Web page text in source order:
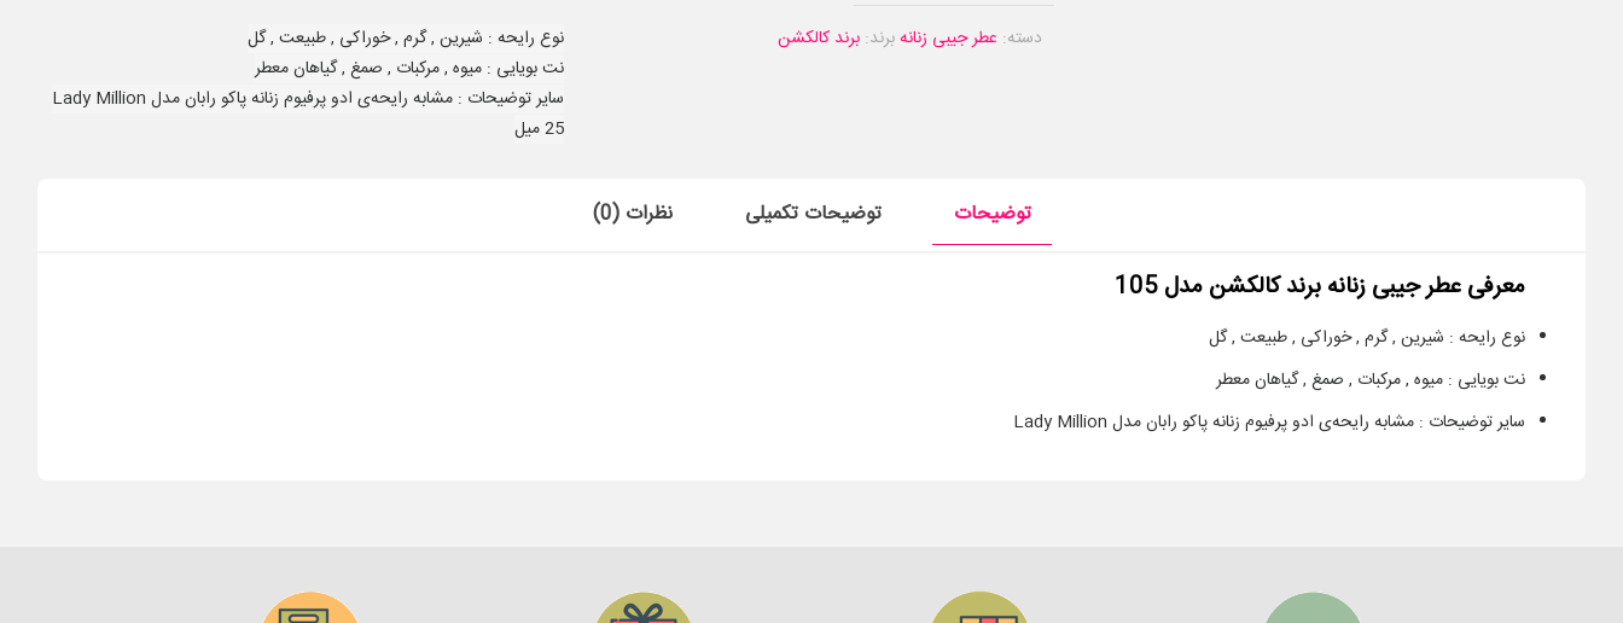
نوع رایحه : شیرین , گرم , خوراکی , طبیعت , گل
نت بویایی : میوه , مرکبات , صمغ , گیاهان معطر
سایر توضیحات : مشابه رایحه‌ی ادو پرفیوم زنانه پاکو رابان مدل Lady Million
25 میل
دسته: عطر جیبی زنانهبرند:برند کالکشن
توضیحات توضیحات تکمیلی نظرات (0)
معرفی عطر جیبی زنانه برند کالکشن مدل 105
نوع رایحه : شیرین , گرم , خوراکی , طبیعت , گل
نت بویایی : میوه , مرکبات , صمغ , گیاهان معطر
سایر توضیحات : مشابه رایحه‌ی ادو پرفیوم زنانه پاکو رابان مدل Lady Million